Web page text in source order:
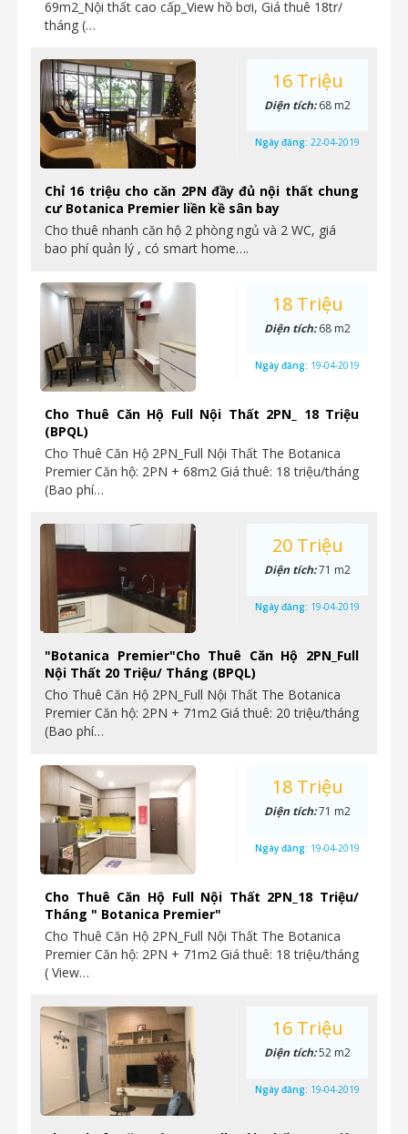
69m2_Nội thất cao cấp_View hồ bơi, Giá thuê 18tr/
tháng (…
Chỉ 16 triệu cho căn 2PN đầy đủ nội thất chung
cư Botanica Premier liền kề sân bay
Cho thuê nhanh căn hộ 2 phòng ngủ và 2 WC, giá
bao phí quản lý , có smart home….
16 Triệu
Diện tích:68 m2
Ngày đăng: 22-04-2019
Cho Thuê Căn Hộ Full Nội Thất 2PN_ 18 Triệu
(BPQL)
Cho Thuê Căn Hộ 2PN_Full Nội Thất The Botanica
Premier Căn hộ: 2PN + 68m2 Giá thuê: 18 triệu/tháng
(Bao phí…
18 Triệu
Diện tích:68 m2
Ngày đăng: 19-04-2019
"Botanica Premier"Cho Thuê Căn Hộ 2PN_Full
Nội Thất 20 Triệu/ Tháng (BPQL)
Cho Thuê Căn Hộ 2PN_Full Nội Thất The Botanica
Premier Căn hộ: 2PN + 71m2 Giá thuê: 20 triệu/tháng
(Bao phí…
20 Triệu
Diện tích:71 m2
Ngày đăng: 19-04-2019
Cho Thuê Căn Hộ Full Nội Thất 2PN_18 Triệu/
Tháng " Botanica Premier"
Cho Thuê Căn Hộ 2PN_Full Nội Thất The Botanica
Premier Căn hộ: 2PN + 71m2 Giá thuê: 18 triệu/tháng
( View…
18 Triệu
Diện tích:71 m2
Ngày đăng: 19-04-2019
16 Triệu
Diện tích:52 m2
Ngày đăng: 19-04-2019